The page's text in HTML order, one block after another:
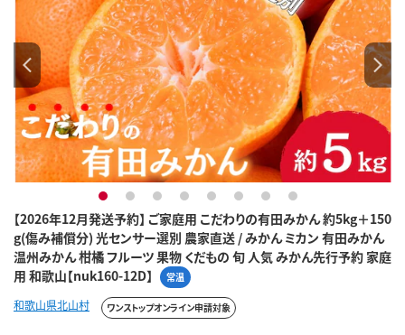
【2026年12月発送予約】 ご家庭用 こだわりの有田みかん 約5kg＋150
g(傷み補償分) 光センサー選別 農家直送 / みかん ミカン 有田みかん
温州みかん 柑橘 フルーツ 果物 くだもの 旬 人気 みかん先行予約 家庭
用 和歌山【nuk160-12D】
常温
1 2 3 4 5 6 7 8
和歌山県北山村 ワンストップオンライン申請対象